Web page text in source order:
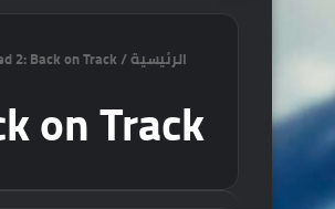
الرئيسية/
2: Back on Track
on Track